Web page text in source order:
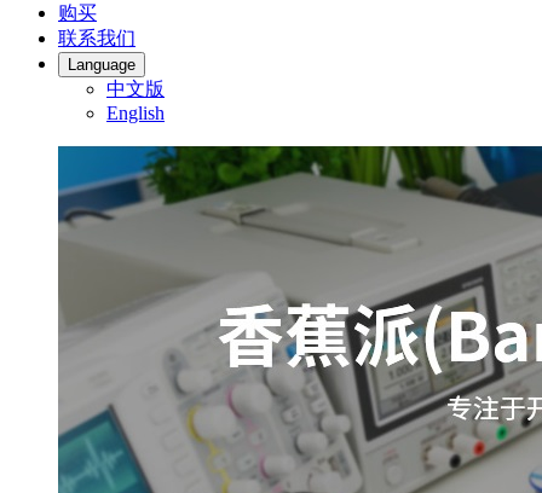
购买
联系我们
Language
中文版
English